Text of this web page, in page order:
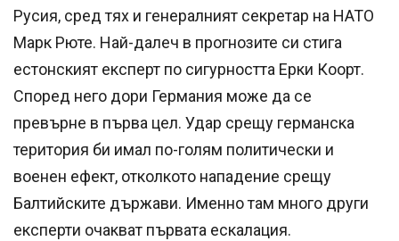
Русия, сред тях и генералният секретар на НАТО
Марк Рюте. Най-далеч в прогнозите си стига
естонският експерт по сигурността Ерки Коорт.
Според него дори Германия може да се
превърне в първа цел. Удар срещу германска
територия би имал по-голям политически и
военен ефект, отколкото нападение срещу
Балтийските държави. Именно там много други
експерти очакват първата ескалация.